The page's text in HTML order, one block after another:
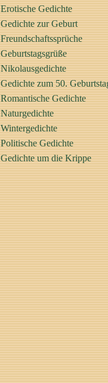
Erotische Gedichte
Gedichte zur Geburt
Freundschaftssprüche
Geburtstagsgrüße
Nikolausgedichte
Gedichte zum 50.
Romantische Gedichte
Naturgedichte
Wintergedichte
Politische Gedichte
Gedichte um die Krippe